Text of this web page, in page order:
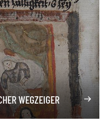
WEGZEIGER